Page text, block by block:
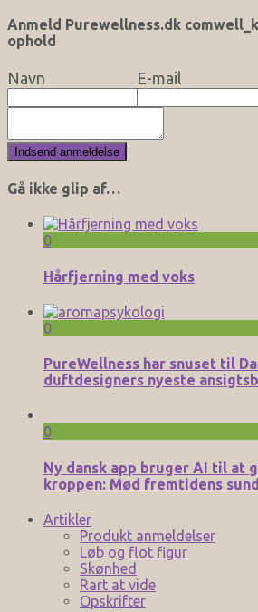
Anmeld Purewellness.dk
ophold
Navn E-mail
Gå ikke glip af…
0
Hårfjerning med voks
0
PureWellness har snuset til
duftdesigners nyeste
0
Ny dansk app bruger AI til at
kroppen: Mød fremtidens
Artikler
Produkt anmeldelser
Løb og flot figur
Skønhed
Rart at vide
Opskrifter